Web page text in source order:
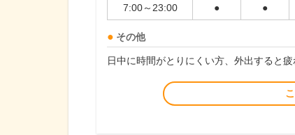
7:00～23:00 ● ●
その他
日中に時間がとりにくい方、外出すると